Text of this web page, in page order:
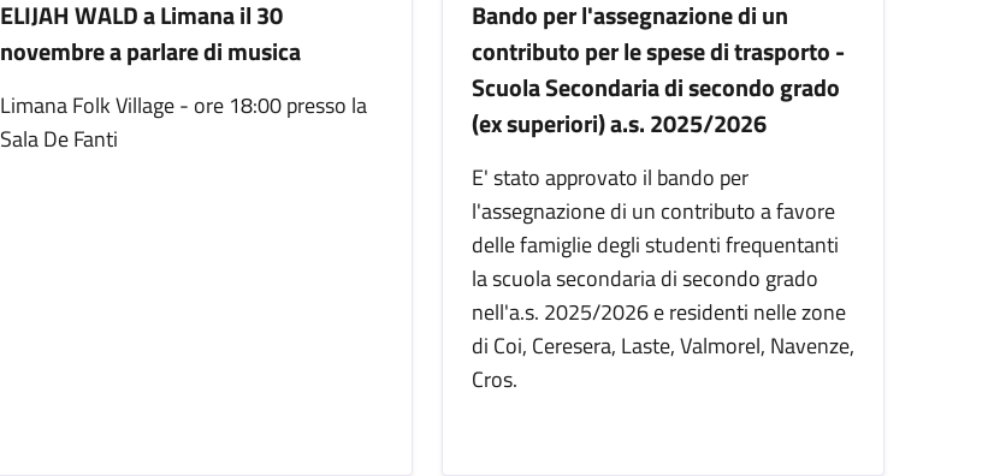
ELIJAH WALD a Limana il 30
novembre a parlare di musica
Limana Folk Village - ore 18:00 presso la
Sala De Fanti
Bando per l'assegnazione di un
contributo per le spese di trasporto -
Scuola Secondaria di secondo grado
(ex superiori) a.s. 2025/2026
E' stato approvato il bando per
l'assegnazione di un contributo a favore
delle famiglie degli studenti frequentanti
la scuola secondaria di secondo grado
nell'a.s. 2025/2026 e residenti nelle zone
di Coi, Ceresera, Laste, Valmorel, Navenze,
Cros.